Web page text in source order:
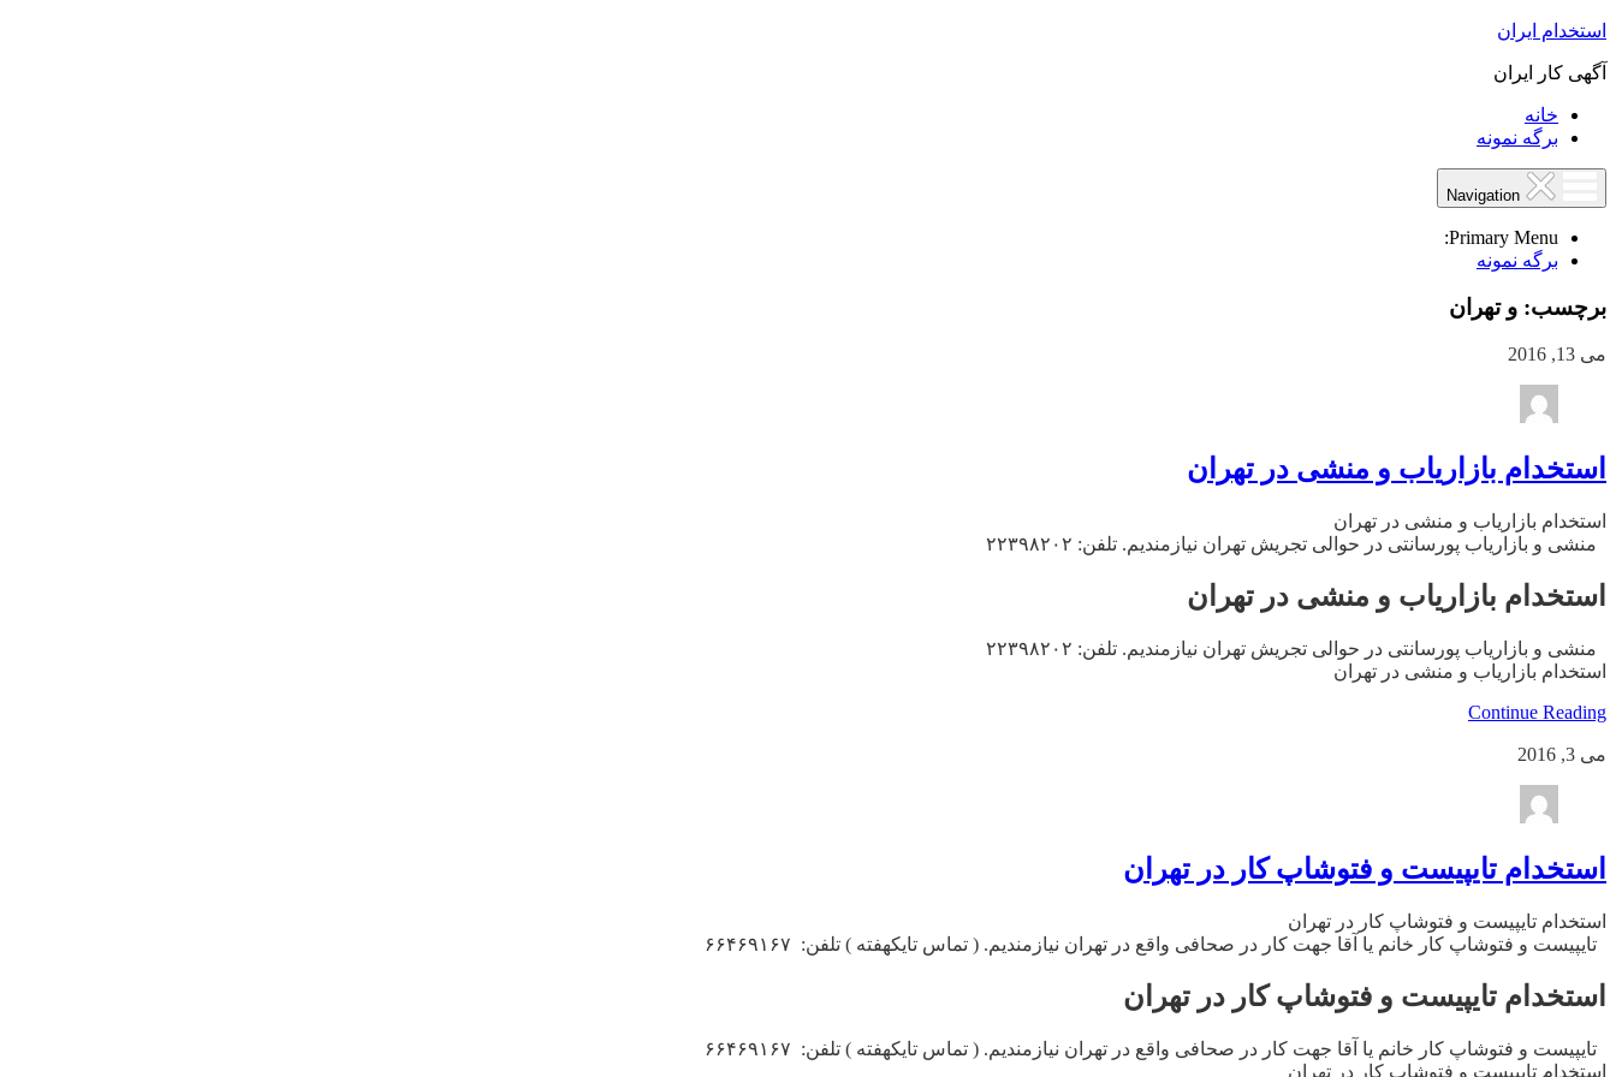
استخدام ایران
آگهی کار ایران
خانه
برگه نمونه
Primary Menu:
برگه نمونه
برچسب: و تهران
می 13, 2016
استخدام بازاریاب و منشی در تهران
استخدام بازاریاب و منشی در تهران
منشی و بازاریاب پورسانتی در حوالی تجریش تهران نیازمندیم. تلفن: ۲۲۳۹۸۲۰۲
استخدام بازاریاب و منشی در تهران
منشی و بازاریاب پورسانتی در حوالی تجریش تهران نیازمندیم. تلفن: ۲۲۳۹۸۲۰۲
استخدام بازاریاب و منشی در تهران
Continue Reading
می 3, 2016
استخدام تایپیست و فتوشاپ کار در تهران
استخدام تایپیست و فتوشاپ کار در تهران
تایپیست و فتوشاپ کار خانم یا آقا جهت کار در صحافی واقع در تهران نیازمندیم. ( تماس تایکهفته ) تلفن: ۶۶۴۶۹۱۶۷
استخدام تایپیست و فتوشاپ کار در تهران
تایپیست و فتوشاپ کار خانم یا آقا جهت کار در صحافی واقع در تهران نیازمندیم. ( تماس تایکهفته ) تلفن: ۶۶۴۶۹۱۶۷
استخدام تایپیست و فتوشاپ کار در تهران